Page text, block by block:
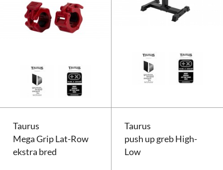
Taurus snaplåse til
Taurus
Mega Grip Lat-Row
ekstra bred
Taurus
push up greb High-
Low